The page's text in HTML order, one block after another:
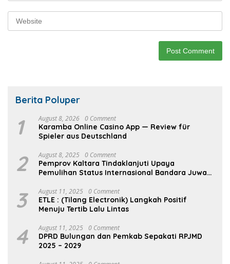
Berita Poluper
1 August 8, 2026 0 Comment
Karamba Online Casino App — Review für
Spieler aus Deutschland
2 August 8, 2025 0 Comment
Pemprov Kaltara Tindaklanjuti Upaya
Pemulihan Status Internasional Bandara Juwata
3 August 11, 2025 0 Comment
ETLE : (Tilang Electronik) Langkah Positif
Menuju Tertib Lalu Lintas
4 August 11, 2025 0 Comment
DPRD Bulungan dan Pemkab Sepakati RPJMD
2025 – 2029